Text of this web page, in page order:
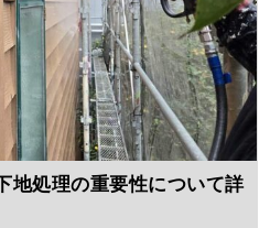
地処理の重要性について詳